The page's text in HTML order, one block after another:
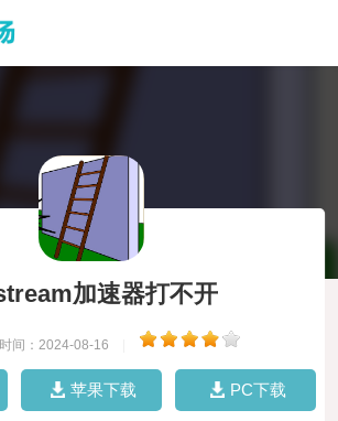
加速器打不开
时间：2024-08-16
苹果下载 PC下载